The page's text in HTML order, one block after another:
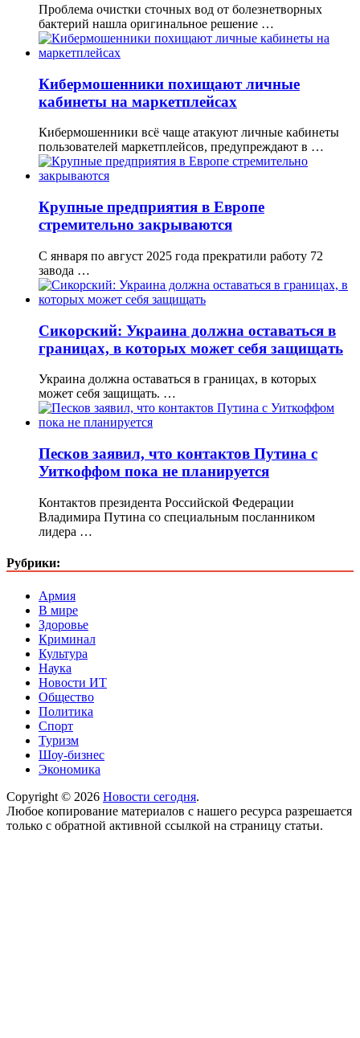
Проблема очистки сточных вод от болезнетворных
бактерий нашла оригинальное решение …
Кибермошенники похищают личные
кабинеты на маркетплейсах
Кибермошенники всё чаще атакуют личные кабинеты
пользователей маркетплейсов, предупреждают в …
Крупные предприятия в Европе
стремительно закрываются
C января по август 2025 года прекратили работу 72
завода …
Сикорский: Украина должна оставаться в
границах, в которых может себя защищать
Украина должна оставаться в границах, в которых
может себя защищать. …
Песков заявил, что контактов Путина с
Уиткоффом пока не планируется
Контактов президента Российской Федерации
Владимира Путина со специальным посланником
лидера …
Рубрики:
Армия
В мире
Здоровье
Криминал
Культура
Наука
Новости ИТ
Общество
Политика
Спорт
Туризм
Шоу-бизнес
Экономика
Copyright © 2026 Новости сегодня.
Любое копирование материалов с нашего ресурса разрешается
только с обратной активной ссылкой на страницу статьи.